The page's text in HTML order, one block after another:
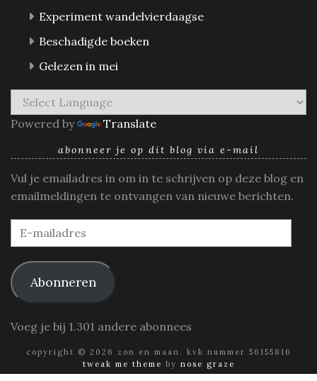
Experiment wandelvierdaagse
Beschadigde boeken
Gelezen in mei
Powered by Translate
abonneer je op dit blog via e-mail
Vul je emailadres in om in te schrijven op deze blog en
emailmeldingen te ontvangen van nieuwe berichten.
E-
mailadres
Abonneren
Voeg je bij 1.301 andere abonnees
copyright © 2026 zon en maan. kvk nummer 56155816
tweak me theme by nose graze